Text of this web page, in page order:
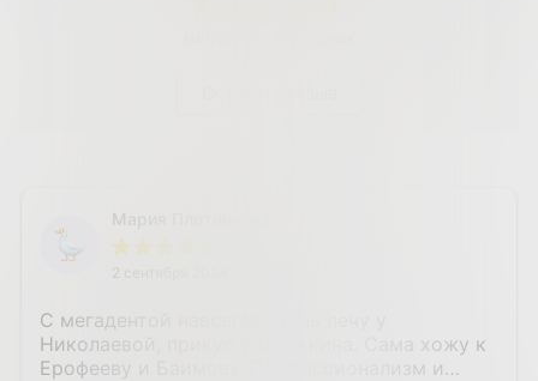
Мария Плотникова
С мегадентой навсегда. Дочь лечу у
Николаевой, прикус у Стяжкина. Сама хожу к
Ерофееву и Баимову. Профессионализм и